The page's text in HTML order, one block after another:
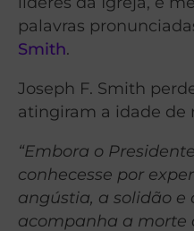
palavras
Smith.
Joseph F. Smith
atingiram a idade de
“Embora o
conhecesse por
angústia, a solidão e
acompanha a morte